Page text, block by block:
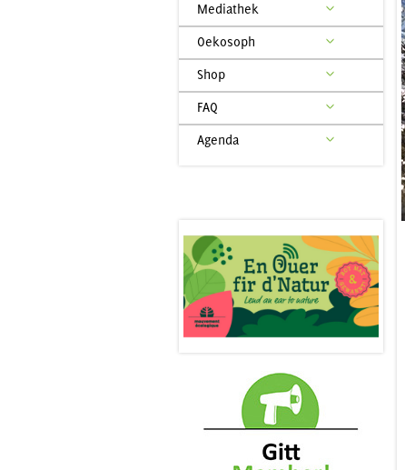
Mediathek
Oekosoph
Shop
FAQ
Agenda